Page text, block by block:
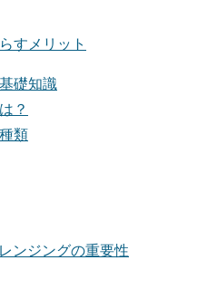
すメリット
礎知識
？
類
ンジングの重要性